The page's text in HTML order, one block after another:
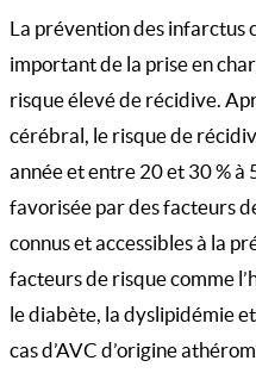
La prévention des infarctus
important de la prise en
risque élevé de récidive.
cérébral, le risque de
année et entre 20 et 30 % à
favorisée par des facteurs
connus et accessibles à la
facteurs de risque comme
le diabète, la dyslipidémie
cas d’AVC d’origine